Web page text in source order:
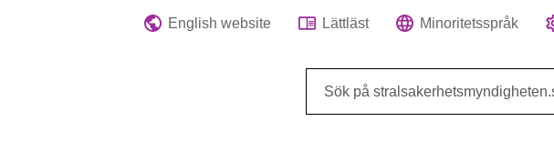
English website Lättläst Minoritetsspråk